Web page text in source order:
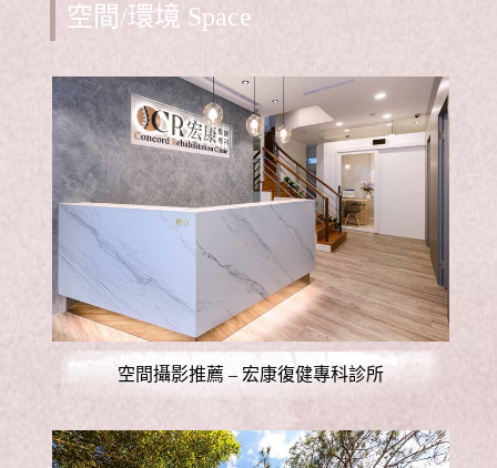
空間/環境 Space
空間攝影推薦 – 宏康復健專科診所